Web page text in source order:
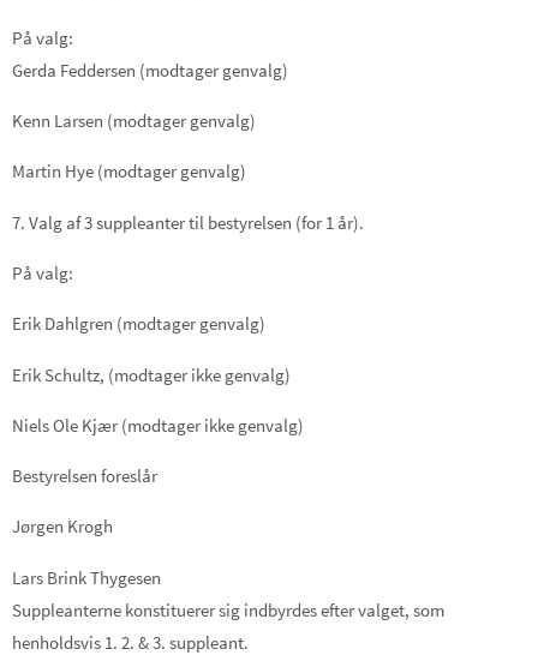
På valg:
Gerda Feddersen (modtager genvalg)
Kenn Larsen (modtager genvalg)
Martin Hye (modtager genvalg)
7. Valg af 3 suppleanter til bestyrelsen (for 1 år).
På valg:
Erik Dahlgren (modtager genvalg)
Erik Schultz, (modtager ikke genvalg)
Niels Ole Kjær (modtager ikke genvalg)
Bestyrelsen foreslår
Jørgen Krogh
Lars BrinkThygesen
Suppleanterne konstituerer sig indbyrdes efter valget, som
henholdsvis 1. 2. & 3. suppleant.